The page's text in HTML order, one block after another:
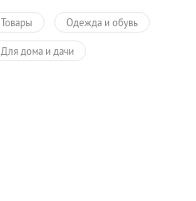
Товары Одежда и обувь
Для дома и дачи